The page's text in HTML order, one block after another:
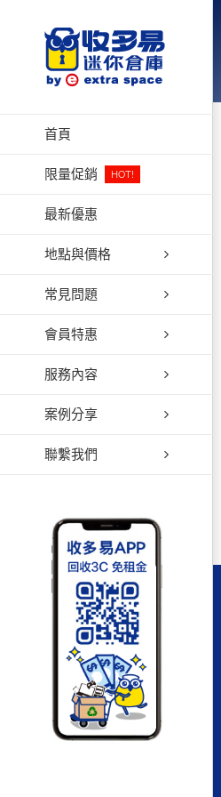
首頁
限量促銷 HOT!
最新優惠
地點與價格
常見問題
會員特惠
服務內容
案例分享
聯繫我們